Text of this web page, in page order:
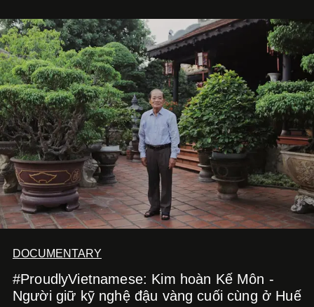
bằng một tâm thế điềm tĩnh hơn. Anh tiếp tục học hỏi, trau
dồi và chờ đợi những vai diễn đủ sức đưa mình đến
những vùng đất mới. Ở tuổi ngoài 30, điều anh theo đuổi
không phải những đích đến quá lớn, mà là khả năng luôn
tiến về phía trước.
DOCUMENTARY
#ProudlyVietnamese: Kim hoàn Kế Môn -
Người giữ kỹ nghệ đậu vàng cuối cùng ở Huế